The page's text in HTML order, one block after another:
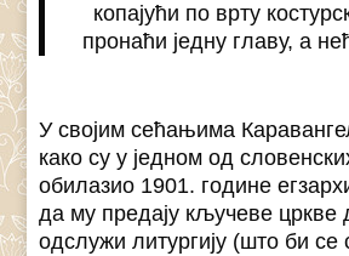
копајући по врту
пронаћи једну главу, а
У својим сећањима
како су у једном од
обилазио 1901. године
да му предају кључеве цркве
одслужи литургију (што би се